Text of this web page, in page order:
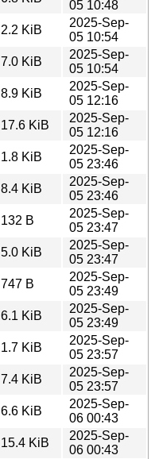
05 10:48
2.2 KiB
2025-Sep-
05 10:54
7.0 KiB
2025-Sep-
05 10:54
8.9 KiB
2025-Sep-
05 12:16
17.6 KiB
2025-Sep-
05 12:16
1.8 KiB
2025-Sep-
05 23:46
8.4 KiB
2025-Sep-
05 23:46
132 B
2025-Sep-
05 23:47
5.0 KiB
2025-Sep-
05 23:47
747 B
2025-Sep-
05 23:49
6.1 KiB
2025-Sep-
05 23:49
1.7 KiB
2025-Sep-
05 23:57
7.4 KiB
2025-Sep-
05 23:57
6.6 KiB
2025-Sep-
06 00:43
15.4 KiB
2025-Sep-
06 00:43